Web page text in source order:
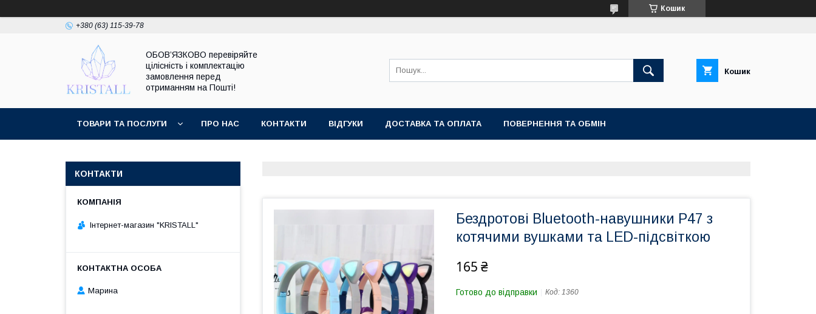
Кошик
+380 (63) 115-39-78
ОБОВ’ЯЗКОВО перевіряйте
цілісність і комплектацію
замовлення перед
отриманням на Пошті!
Кошик
ТОВАРИ ТА ПОСЛУГИ ПРО НАС КОНТАКТИ ВІДГУКИ ДОСТАВКА ТА ОПЛАТА ПОВЕРНЕННЯ ТА ОБМІН
Бездротові Bluetooth-навушники P47 з
котячими вушками та LED-підсвіткою
165 ₴
Готово до відправки Код: 1360
КОНТАКТИ
Інтернет-магазин "KRISTALL"
Марина